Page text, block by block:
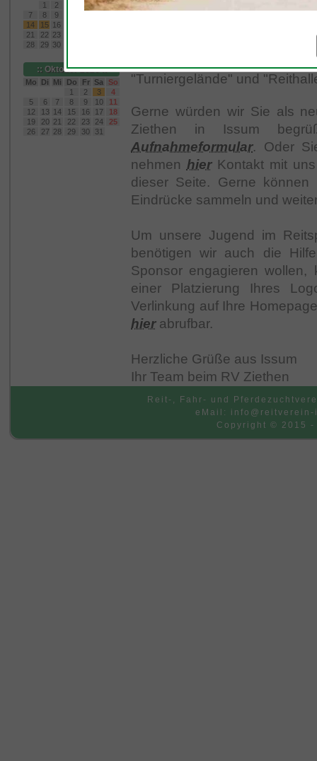
1
2 4 5
6
7
8 9
14
15 16
21
22 23
28
29 30
:: Oktober 2026 ::
Mo Di Mi Do Fr Sa
So
1
2 3
4
5
6 7 8 9 10
11
12
13 14 15 16 17
18
19
20 21 22 23 24
25
26
27 28 29 30 31
Bilder und Videossind
wollen, können Sie
"Turniergelände" und
Gerne würden wir Sie als
Ziethen in Issum
Aufnahmeformular. Oder
nehmen hierKontakt mit
dieser Seite. Gerne
Eindrücke sammeln und
Um unsere Jugend im
benötigen wir auch die
Sponsor engagieren
einer Platzierung Ihres
Verlinkung auf Ihre
hierabrufbar.
Herzliche Grüße aus Issum
Ihr Team beim RV Ziethen
Reit-, Fahr- und
eMail:
Copyright © 2015